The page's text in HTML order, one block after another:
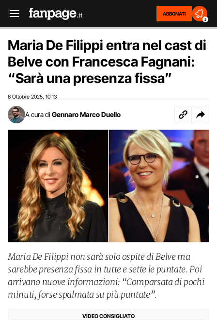
ABBONATI
2
Maria De Filippi entra nel cast di
Belve con Francesca Fagnani:
“Sarà una presenza fissa”
6 Ottobre 2025 10:13
A cura di Gennaro Marco Duello
Maria De Filippi non sarà solo ospite di Belve ma
sarebbe presenza fissa in tutte e sette le puntate. Poi
arrivano nuove informazioni: “Comparsata di pochi
minuti, forse spalmata su più puntate”.
VIDEO CONSIGLIATO